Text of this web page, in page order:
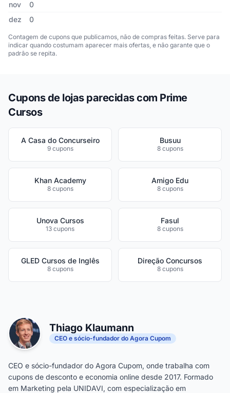
nov
0
dez
0
Contagem de cupons que publicamos, não de compras feitas. Serve para
indicar quando costumam aparecer mais ofertas, e não garante que o
padrão se repita.
Cupons de lojas parecidas com Prime
Cursos
A Casa do Concurseiro
9 cupons
Busuu
8 cupons
Khan Academy
8 cupons
Amigo Edu
8 cupons
Unova Cursos
13 cupons
Fasul
8 cupons
GLED Cursos de Inglês
8 cupons
Direção Concursos
8 cupons
Thiago Klaumann
CEO e sócio-fundador do Agora Cupom
CEO e sócio-fundador do Agora Cupom, onde trabalha com
cupons de desconto e economia online desde 2017. Formado
em Marketing pela UNIDAVI, com especialização em